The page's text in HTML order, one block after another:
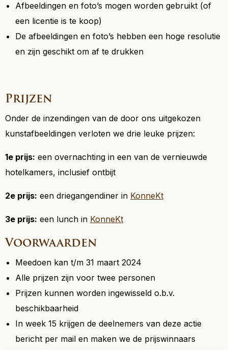
Afbeeldingen en foto’s mogen worden gebruikt (of
een licentie is te koop)
De afbeeldingen en foto’s hebben een hoge resolutie
en zijn geschikt om af te drukken
Prijzen
Onder de inzendingen van de door ons uitgekozen
kunstafbeeldingen verloten we drie leuke prijzen:
1e prijs: een overnachting in een van de vernieuwde
hotelkamers, inclusief ontbijt
2e prijs: een driegangendiner in KonneKt
3e prijs: een lunch in KonneKt
Voorwaarden
Meedoen kan t/m 31 maart 2024
Alle prijzen zijn voor twee personen
Prijzen kunnen worden ingewisseld o.b.v.
beschikbaarheid
In week 15 krijgen de deelnemers van deze actie
bericht per mail en maken we de prijswinnaars